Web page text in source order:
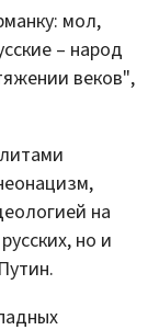
мол,
– народ
веков",
на
но и